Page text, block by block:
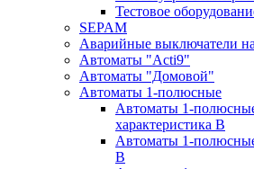
Тестовое
SEPAM
Аварийные выключатели
Автоматы "Acti9"
Автоматы "Домовой"
Автоматы 1-полюсные
Автоматы 1-
характеристика В
Автоматы 1-
B